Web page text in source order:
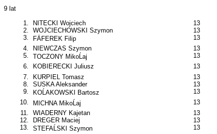
9 lat
1.
NITECKI Wojciech 13
2.
WOJCIECHOWSKI Szymon 13
3.
FÄFEREK Filip 13
4.
NIEWCZAS Szymon 13
5.
TOCZONY MikoĹaj 13
6.
KOBIERECKI Juliusz 13
7.
KURPIEL Tomasz 13
8.
SUSKA Aleksander 13
9.
KOĹAKOWSKI Bartosz 13
10.
MICHNA MikoĹaj 13
11.
WIADERNY Kajetan 13
12.
DREGER Maciej 13
13.
STEFAĹSKI Szymon 13